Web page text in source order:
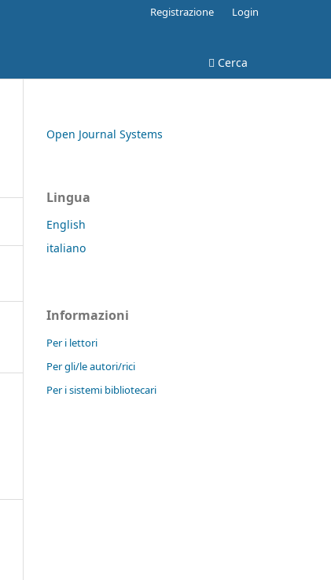
Cerca
Registrazione Login
Open Journal Systems
Lingua
English
italiano
Informazioni
Per i lettori
Per gli/le autori/rici
Per i sistemi bibliotecari